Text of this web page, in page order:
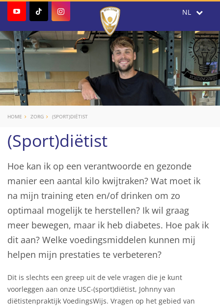
HOME ZORG (SPORT)DIËTIST
(Sport)diëtist
Hoe kan ik op een verantwoorde en gezonde
manier een aantal kilo kwijtraken? Wat moet ik
na mijn training eten en/of drinken om zo
optimaal mogelijk te herstellen? Ik wil graag
meer bewegen, maar ik heb diabetes. Hoe pak ik
dit aan? Welke voedingsmiddelen kunnen mij
helpen mijn prestaties te verbeteren?
Dit is slechts een greep uit de vele vragen die je kunt
voorleggen aan onze USC-(sport)diëtist, Johnny van
diëtistenpraktijk VoedingsWijs. Vragen op het gebied van